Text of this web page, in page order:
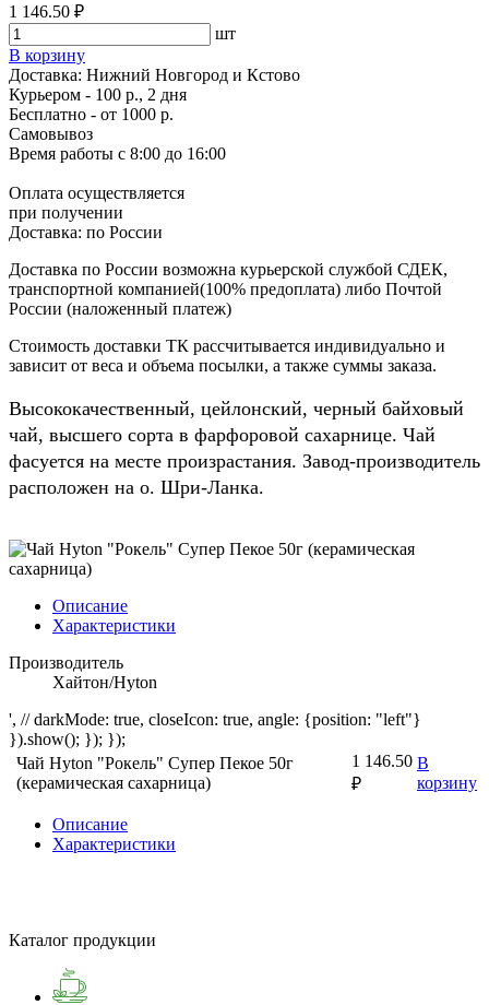
1 146.50 ₽
шт
В корзину
Доставка: Нижний Новгород и Кстово
Курьером - 100 р., 2 дня
Бесплатно - от 1000 р.
Самовывоз
Время работы с 8:00 до 16:00
Оплата осуществляется
при получении
Доставка: по России
Доставка по России возможна курьерской службой СДЕК,
транспортной компанией(100% предоплата) либо Почтой
России (наложенный платеж)
Стоимость доставки ТК рассчитывается индивидуально и
зависит от веса и объема посылки, а также суммы заказа.
Высококачественный, цейлонский, черный байховый
чай, высшего сорта в фарфоровой сахарнице. Чай
фасуется на месте произрастания. Завод-производитель
расположен на о. Шри-Ланка.
Описание
Характеристики
Производитель
Хайтон/Hyton
', // darkMode: true, closeIcon: true, angle: {position: "left"}
}).show(); }); });
Чай Hyton "Рокель" Супер Пекое 50г
(керамическая сахарница)
1 146.50
₽
В
корзину
Описание
Характеристики
Каталог продукции